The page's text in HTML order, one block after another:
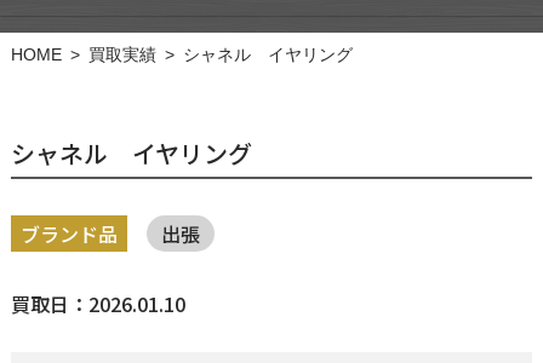
HOME 買取実績 シャネル イヤリング
シャネル イヤリング
ブランド品 出張
買取日：2026.01.10